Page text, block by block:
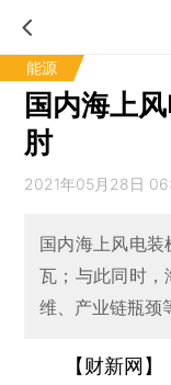
能源
国内海上
肘
2021年05月28日
国内海上风电
瓦；与此同时，
维、产业链瓶颈
【财新网】